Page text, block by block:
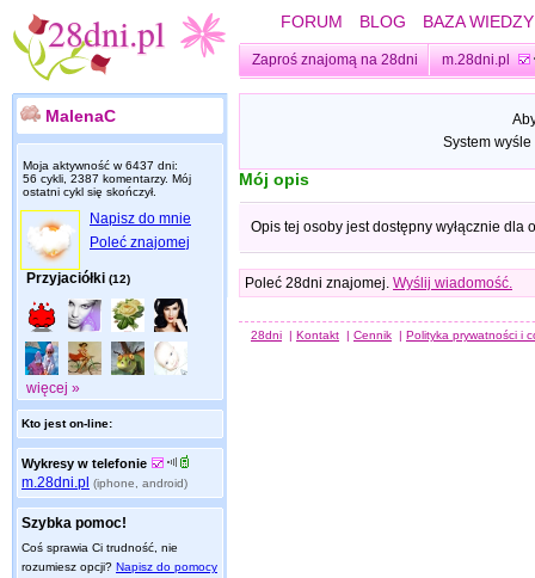
FORUM BLOG BAZA WIEDZY
Zaproś znajomą na 28dni m.28dni.pl
MalenaC
Moja aktywność w 6437 dni:
56 cykli, 2387 komentarzy. Mój
ostatni cykl się skończył.
Napisz do mnie
Poleć znajomej
Przyjaciółki (12)
więcej »
Kto jest on-line:
Wykresy w telefonie
m.28dni.pl (iphone, android)
Szybka pomoc!
Coś sprawia Ci trudność, nie
rozumiesz opcji? Napisz do pomocy
System
Mój opis
Opis tej osoby jest dostępny wyłącznie dla
Poleć 28dni znajomej. Wyślij wiadomość.
28dni | Kontakt | Cennik | Polityka prywatności i